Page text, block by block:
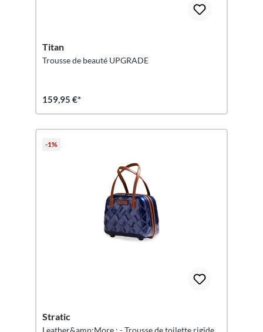
Titan
Trousse de beauté UPGRADE
159,95 €*
-1%
Stratic
Leather&amp;More ; - Trousse de toilette rigide